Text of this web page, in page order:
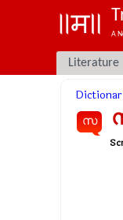
A
Literature
സ